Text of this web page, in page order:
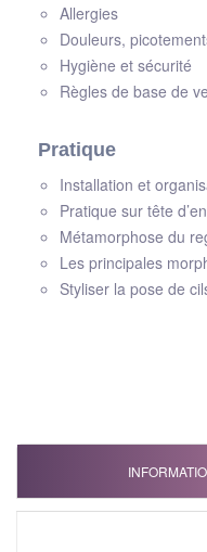
Allergies
Douleurs,
Hygiène et sécurité
Règles de base de
Pratique
Installation et
Pratique sur tête
Métamorphose du
Les principales
Styliser la pose de